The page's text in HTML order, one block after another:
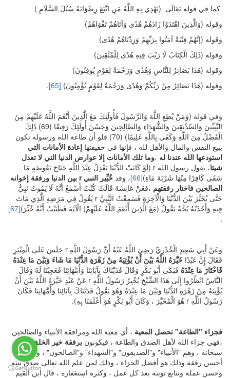
كما في قوله تَعَالَى (يَهْدِي بِهِ اللَّهُ مَنِ اتَّبَعَ رِضْوَانَهُ سُبُلَ السَّلَامِ )
وقوله (وَالَّذِينَ اهْتَدَوْا زَادَهُمْ هُدًى وَآتَاهُمْ تَقْوَاهُمْ)
وقوله (إنَّهُمْ فِتْيَةٌ آمَنُوا بِرَبِّهِمْ وَزِدْنَاهُمْ هُدًى)
وقوله (ذَلِكَ الْكِتَابُ لَا رَيْبَ فِيهِ هُدًى لِلْمُتَّقِينَ)
وقوله (هَذَا بَصَائِرُ لِلنَّاسِ وَهُدًى وَرَحْمَةٌ لِقَوْمٍ يُوقِنُونَ)
وقوله (هَذَا بَصَائِرُ مِنْ رَبِّكُمْ وَهُدًى وَرَحْمَةٌ لِقَوْمٍ يُؤْمِنُونَ) [65]
.
وفي قوله (وَمَنْ يُطِعِ اللَّهَ وَالرَّسُولَ فَأُولَئِكَ مَعَ الَّذِينَ أَنْعَمَ اللَّهُ عَلَيْهِمْ مِنَ
النَّبِيِّينَ وَالصِّدِّيقِينَ وَالشُّهَدَاءِ وَالصَّالِحِينَ وَحَسُنَ أُولَئِكَ رَفِيقًا (69) ذَلِكَ
الْفَضْلُ مِنَ اللَّهِ وَكَفَى بِاللَّهِ عَلِيمًا) (70) فلو أن طاعة الله ورسوله تكون
ببيع النفس والمال والأهل لله ، فإنها في حقيقتها إعادة الأمانات التي
استودعها الله عندنا له ،وما تلك الأمانات إلا عوارض الدنيا التي لا تعدل
شيئا
، يقول رسول الله r (لَوْ كَانَتْ الدُّنْيَا تَعْدِلُ عِنْدَ اللَّهِ جَنَاحَ بَعُوضَةٍ مَا
سَقَى كَافِرًا مِنْهَا شَرْبَةَ مَاءٍ)[66] ، وقد خُيِّير النبيr بين الدنيا ورفقة إخوانه
الصالحين فاختار رفقتهم ،فعَنْ عَائِشَةَ قَالَتْ كُنْتُ أَسْمَعُ أَنَّهُ لَا يَمُوتُ نَبِيٌّ
حَتَّى يُخَيَّرَ بَيْنَ الدُّنْيَا وَالْآخِرَةِ فَسَمِعْتُ النَّبِيَّ r يَقُولُ فِي مَرَضِهِ الَّذِي مَاتَ
فِيهِ وَأَخَذَتْهُ بُحَّةٌ يَقُولُ (مَعَ الَّذِينَ أَنْعَمَ اللَّهُ عَلَيْهِمْ) الْآيَةَ فَظَنَنْتُ أَنَّهُ خُيِّرَ)[67]
.
وعَنْ أَبِي سَعِيدٍ الْخُدْرِيِّ رَضِيَ اللَّهُ عَنْهُ أَنَّ رَسُولَ اللَّهِ r جَلَسَ عَلَى الْمِنْبَرِ
فَقَالَ إِنَّ عَبْدًا خَيَّرَهُ اللَّهُ بَيْنَ أَنْ يُؤْتِيَهُ مِنْ زَهْرَةِ الدُّنْيَا مَا شَاءَ وَبَيْنَ مَا عِنْدَهُ
فَاخْتَارَ مَا عِنْدَهُ فَبَكَى أَبُو بَكْرٍ وَقَالَ فَدَيْنَاكَ بِآبَائِنَا وَأُمَّهَاتِنَا فَعَجِبْنَا لَهُ وَقَالَ
النَّاسُ انْظُرُوا إِلَى هَذَا الشَّيْخِ يُخْبِرُ رَسُولُ اللَّهِ r عَنْ عَبْدٍ خَيَّرَهُ اللَّهُ بَيْنَ أَنْ
يُؤْتِيَهُ مِنْ زَهْرَةِ الدُّنْيَا وَبَيْنَ مَا عِنْدَهُ وَهُوَ يَقُولُ فَدَيْنَاكَ بِآبَائِنَا وَأُمَّهَاتِنَا فَكَانَ
رَسُولُ اللَّهِ r هُوَ الْمُخَيَّرَ ، وَكَانَ أَبُو بَكْرٍ هُوَ أَعْلَمَنَا بِهِ).
فجزاء "الطاعة" تحصل المعية ، أي معية الله ومرافقة الأنبياء والصالحين
،فهي جزاء الله لأهل الصدق والطاعة ، فيكونون برفقة خير الخلقعنده
سبحانه ، وهم "الأنبياء" و"الصديقون" و"الشهداء" و"الصالحون" ، وتلك هي
أحسن رفقة وذلك هو أفضل الجزاء ، وذلك لمن علم الله تعالى صدق نيته
وحسن عمله وتتابع توبته بعد كل عمل ، وكثرة استغفاره ، قال ابن القيم